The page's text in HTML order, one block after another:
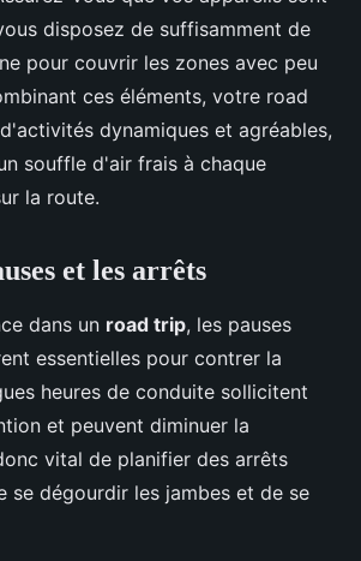
disposez de suffisamment de
pour couvrir les zones avec peu
ces éléments, votre road
dynamiques et agréables,
souffle d'air frais à chaque
la route.
et les arrêts
dans un road trip, les pauses
essentielles pour contrer la
heures de conduite sollicitent
et peuvent diminuer la
vital de planifier des arrêts
se dégourdir les jambes et de se